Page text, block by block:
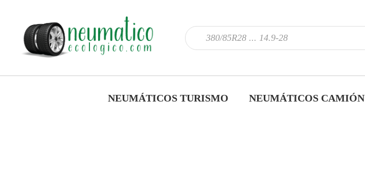
NEUMÁTICOS TURISMO NEUMÁTICOS CAMIÓN